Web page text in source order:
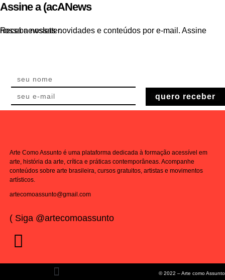
Assine a (acANews
Receba nossas novidades e conteúdos por e-mail. Assine nossa newsletter.
quero receber
Arte Como Assunto é uma plataforma dedicada à formação acessível em
arte, história da arte, crítica e práticas contemporâneas. Acompanhe
conteúdos sobre arte brasileira, cursos gratuitos, artistas e movimentos
artísticos.
artecomoassunto@gmail.com
( Siga @artecomoassunto
© 2022 – Arte como Assunto